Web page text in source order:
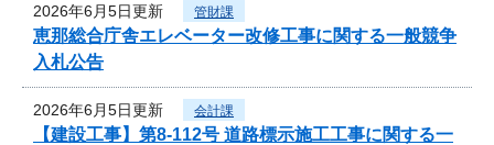
2026年6月5日更新 管財課
恵那総合庁舎エレベーター改修工事に関する一般競争
入札公告
2026年6月5日更新 会計課
【建設工事】第8-112号 道路標示施工工事に関する一